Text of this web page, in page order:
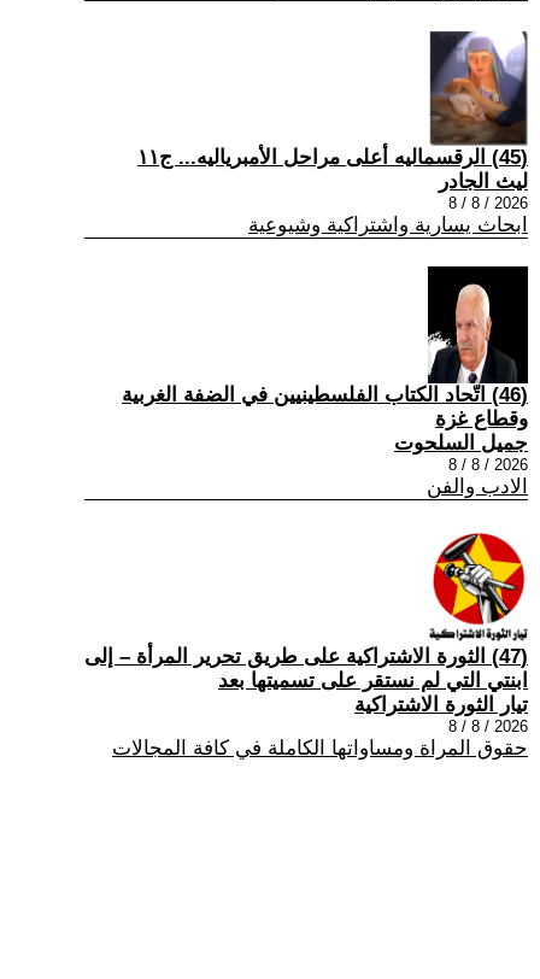
(45) الرقسماليه أعلى مراحل الأمبرياليه... ج١١
ليث الجادر
2026 / 8 / 8
ابحاث يسارية واشتراكية وشيوعية
(46) اتّحاد الكتاب الفلسطينيين في الضفة الغربية
وقطاع غزة
جميل السلحوت
2026 / 8 / 8
الادب والفن
(47) الثورة الاشتراكية على طريق تحرير المرأة – إلى
ابنتي التي لم نستقر على تسميتها بعد
تيار الثورة الاشتراكية
2026 / 8 / 8
حقوق المراة ومساواتها الكاملة في كافة المجالات